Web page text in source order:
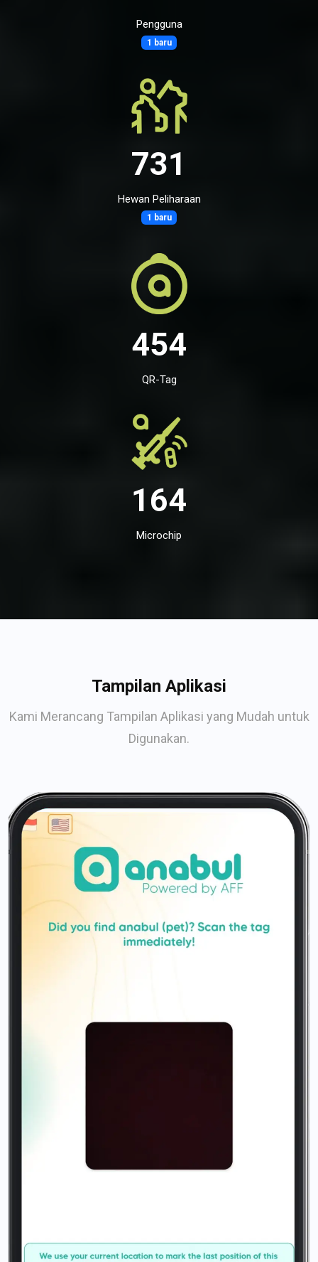
Pengguna
1 baru
731
Hewan Peliharaan
1 baru
454
QR-Tag
164
Microchip
Tampilan Aplikasi
Kami Merancang Tampilan Aplikasi yang Mudah untuk
Digunakan.